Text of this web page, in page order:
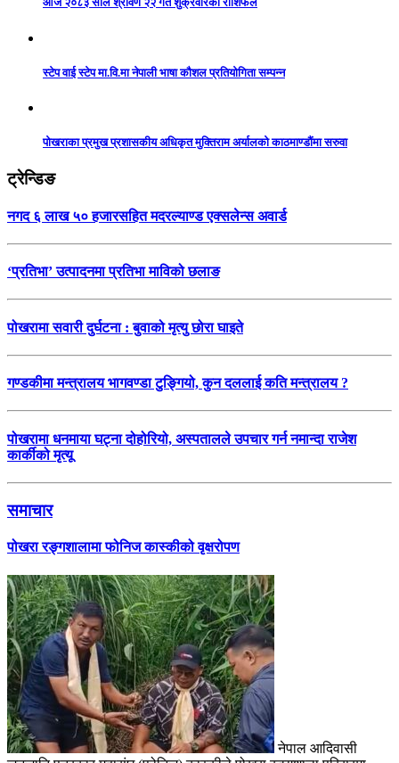
स्टेप वाई स्टेप मा.वि.मा नेपाली भाषा कौशल प्रतियोगिता सम्पन्न
पोखराका प्रमुख प्रशासकीय अधिकृत मुक्तिराम अर्यालको काठमाण्डौंमा सरुवा
ट्रेन्डिङ
नगद ६ लाख ५० हजारसहित मदरल्याण्ड एक्सलेन्स अवार्ड
‘प्रतिभा’ उत्पादनमा प्रतिभा माविको छलाङ
पोखरामा सवारी दुर्घटना : बुवाको मृत्यु छोरा घाइते
गण्डकीमा मन्त्रालय भागवण्डा टुङ्गियो, कुन दललाई कति मन्त्रालय ?
पोखरामा धनमाया घट्ना दोहोरियो, अस्पतालले उपचार गर्न नमान्दा राजेश
कार्कीको मृत्यू
समाचार
पोखरा रङ्गशालामा फोनिज कास्कीको वृक्षरोपण
नेपाल आदिवासी